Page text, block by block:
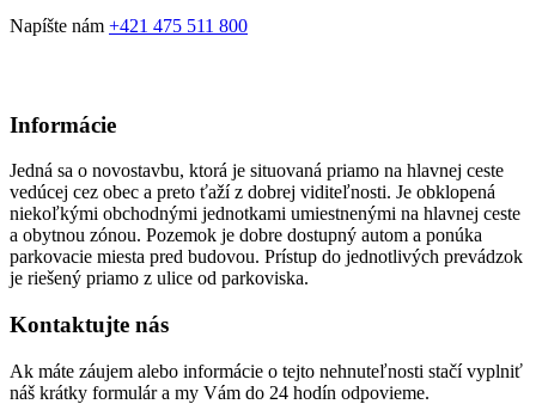
Napíšte nám +421 475 511 800
Informácie
Jedná sa o novostavbu, ktorá je situovaná priamo na hlavnej ceste
vedúcej cez obec a preto ťaží z dobrej viditeľnosti. Je obklopená
niekoľkými obchodnými jednotkami umiestnenými na hlavnej ceste
a obytnou zónou. Pozemok je dobre dostupný autom a ponúka
parkovacie miesta pred budovou. Prístup do jednotlivých prevádzok
je riešený priamo z ulice od parkoviska.
Kontaktujte nás
Ak máte záujem alebo informácie o tejto nehnuteľnosti stačí vyplniť
náš krátky formulár a my Vám do 24 hodín odpovieme.